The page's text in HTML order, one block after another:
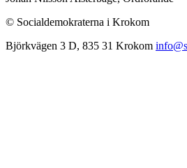
© Socialdemokraterna i Krokom
Björkvägen 3 D, 835 31 Krokom